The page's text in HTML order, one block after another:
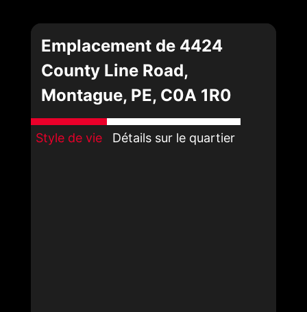
Emplacement de 4424
County Line Road,
Montague, PE, C0A 1R0
Style de vie Détails sur le quartier